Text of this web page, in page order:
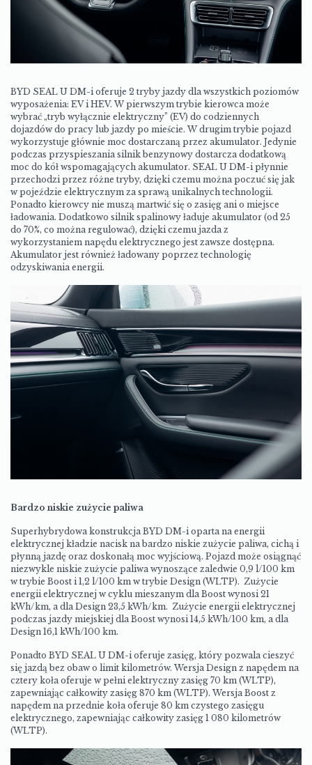
BYD SEAL U DM-i oferuje 2 tryby jazdy dla wszystkich poziomów
wyposażenia: EV i HEV. W pierwszym trybie kierowca może
wybrać „tryb wyłącznie elektryczny” (EV) do codziennych
dojazdów do pracy lub jazdy po mieście. W drugim trybie pojazd
wykorzystuje głównie moc dostarczaną przez akumulator. Jedynie
podczas przyspieszania silnik benzynowy dostarcza dodatkową
moc do kół wspomagających akumulator. SEAL U DM-i płynnie
przechodzi przez różne tryby, dzięki czemu można poczuć się jak
w pojeździe elektrycznym za sprawą unikalnych technologii.
Ponadto kierowcy nie muszą martwić się o zasięg ani o miejsce
ładowania. Dodatkowo silnik spalinowy ładuje akumulator (od 25
do 70%, co można regulować), dzięki czemu jazda z
wykorzystaniem napędu elektrycznego jest zawsze dostępna.
Akumulator jest również ładowany poprzez technologię
odzyskiwania energii.
Bardzo niskie zużycie paliwa
Superhybrydowa konstrukcja BYD DM-i oparta na energii
elektrycznej kładzie nacisk na bardzo niskie zużycie paliwa, cichą i
płynną jazdę oraz doskonałą moc wyjściową. Pojazd może osiągnąć
niezwykle niskie zużycie paliwa wynoszące zaledwie 0,9 l/100 km
w trybie Boost i 1,2 l/100 km w trybie Design (WLTP). Zużycie
energii elektrycznej w cyklu mieszanym dla Boost wynosi 21
kWh/km, a dla Design 23,5 kWh/km. Zużycie energii elektrycznej
podczas jazdy miejskiej dla Boost wynosi 14,5 kWh/100 km, a dla
Design 16,1 kWh/100 km.
Ponadto BYD SEAL U DM-i oferuje zasięg, który pozwala cieszyć
się jazdą bez obaw o limit kilometrów. Wersja Design z napędem na
cztery koła oferuje w pełni elektryczny zasięg 70 km (WLTP),
zapewniając całkowity zasięg 870 km (WLTP). Wersja Boost z
napędem na przednie koła oferuje 80 km czystego zasięgu
elektrycznego, zapewniając całkowity zasięg 1 080 kilometrów
(WLTP).